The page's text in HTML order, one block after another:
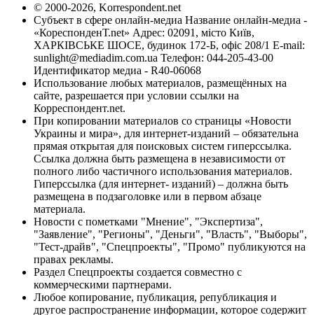
© 2000-2026, Korrespondent.net
Субъект в сфере онлайн-медиа Название онлайн-медиа -
«КореспонденТ.net» Адрес: 02091, місто Київ,
ХАРКІВСЬКЕ ШОСЕ, будинок 172-Б, офіс 208/1 E-mail:
sunlight@mediadim.com.ua Телефон: 044-205-43-00
Идентификатор медиа - R40-06068
Использование любых материалов, размещённых на
сайте, разрешается при условии ссылки на
Корреспондент.net.
При копировании материалов со страницы «Новости
Украины и мира», для интернет-изданий – обязательна
прямая открытая для поисковых систем гиперссылка.
Ссылка должна быть размещена в независимости от
полного либо частичного использования материалов.
Гиперссылка (для интернет- изданий) – должна быть
размещена в подзаголовке или в первом абзаце
материала.
Новости с пометками "Мнение", "Экспертиза",
"Заявление", "Регионы", "Деньги", "Власть", "Выборы",
"Тест-драйв", "Спецпроекты", "Промо" публикуются на
правах рекламы.
Раздел Спецпроекты создается совместно с
коммерческими партнерами.
Любое копирование, публикация, републикация и
другое распространение информации, которое содержит